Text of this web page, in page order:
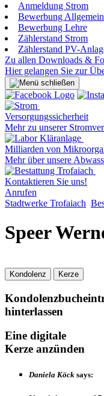
Anmeldung Strom
Bewerbung Allgemein
Bewerbung Lehre
Zählerstand Strom
Zählerstand PV-
Zu allen Downloads &
Hier gelangen Sie zur
Versorgungssicherheit
Mehr zu unserer
Milliarden von
Mehr über unsere
Kontaktieren Sie uns!
Anrufen
Stadtwerke Trofaiach
Speer
Kondolenz Kerze
hinterlassen
Eine digitale
Kerze anzünden
Daniela Köck says: